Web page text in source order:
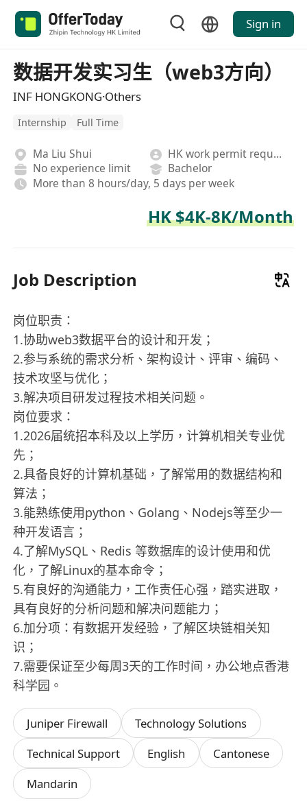
Sign in
数据开发实习生（web3方向）
INF HONGKONG·Others
Internship Full Time
Ma Liu Shui
HK work permit required
No experience limit
Bachelor
More than 8 hours/day, 5 days per week
HK $4K-8K/Month
Job Description
岗位职责：
1.协助web3数据平台的设计和开发；
2.参与系统的需求分析、架构设计、评审、编码、
技术攻坚与优化；
3.解决项目研发过程技术相关问题。
岗位要求：
1.2026届统招本科及以上学历，计算机相关专业优
先；
2.具备良好的计算机基础，了解常用的数据结构和
算法；
3.能熟练使用python、Golang、Nodejs等至少一
种开发语言；
4.了解MySQL、Redis 等数据库的设计使用和优
化，了解Linux的基本命令；
5.有良好的沟通能力，工作责任心强，踏实进取，
具有良好的分析问题和解决问题能力；
6.加分项：有数据开发经验，了解区块链相关知
识；
7.需要保证至少每周3天的工作时间，办公地点香港
科学园。
Juniper Firewall
Technology Solutions
Technical Support
English
Cantonese
Mandarin